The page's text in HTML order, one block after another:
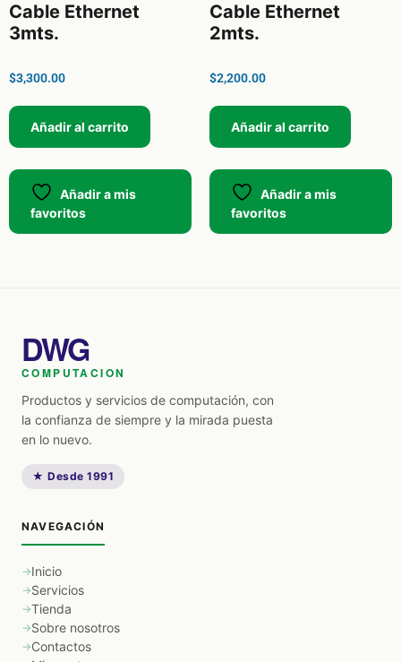
Cable Ethernet
3mts.
$3,300.00
Añadir al carrito
Añadir a mis
favoritos
Cable Ethernet
2mts.
$2,200.00
Añadir al carrito
Añadir a mis
favoritos
DWG
COMPUTACION
Productos y servicios de computación, con
la confianza de siempre y la mirada puesta
en lo nuevo.
★ Desde 1991
NAVEGACIÓN
Inicio
Servicios
Tienda
Sobre nosotros
Contactos